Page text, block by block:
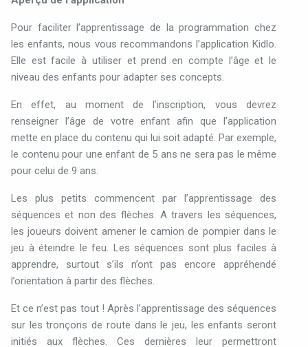
Pour faciliter l’apprentissage de la programmation chez
les enfants, nous vous recommandons l’application Kidlo.
Elle est facile à utiliser et prend en compte l’âge et le
niveau des enfants pour adapter ses concepts.
En effet, au moment de l’inscription, vous
devrez
renseigner l’âge de votre enfant afin que
l’application
mette en place du contenu qui lui soit adapté. Par exemple,
le contenu pour une enfant de 5 ans ne sera pas le même
pour celui de 9 ans.
Les plus petits commencent par l’apprentissage
des
séquences et non des flèches. A travers les séquences,
les joueurs doivent amener le camion de pompier dans le
jeu à éteindre le feu. Les séquences sont plus faciles à
apprendre,
surtout s’ils n’ont pas encore
appréhendé
l’orientation à partir des flèches.
Et ce n’est pas tout ! Après l’apprentissage des séquences
sur les tronçons de route dans le jeu, les enfants seront
initiés
aux flèches. Ces dernières leur
permettront